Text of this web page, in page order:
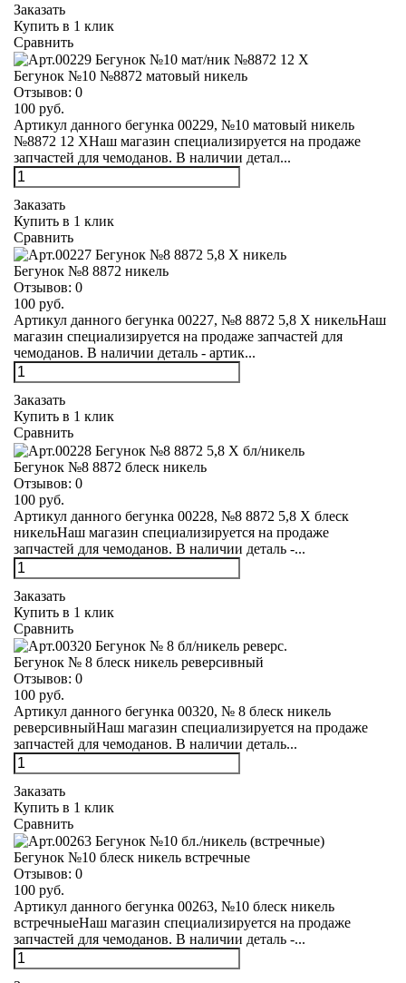
Заказать
Купить в 1 клик
Сравнить
Бегунок №10 №8872 матовый никель
Отзывов: 0
100 руб.
Артикул данного бегунка 00229, №10 матовый никель
№8872 12 XНаш магазин специализируется на продаже
запчастей для чемоданов. В наличии детал...
Заказать
Купить в 1 клик
Сравнить
Бегунок №8 8872 никель
Отзывов: 0
100 руб.
Артикул данного бегунка 00227, №8 8872 5,8 Х никельНаш
магазин специализируется на продаже запчастей для
чемоданов. В наличии деталь - артик...
Заказать
Купить в 1 клик
Сравнить
Бегунок №8 8872 блеск никель
Отзывов: 0
100 руб.
Артикул данного бегунка 00228, №8 8872 5,8 Х блеск
никельНаш магазин специализируется на продаже
запчастей для чемоданов. В наличии деталь -...
Заказать
Купить в 1 клик
Сравнить
Бегунок № 8 блеск никель реверсивный
Отзывов: 0
100 руб.
Артикул данного бегунка 00320, № 8 блеск никель
реверсивныйНаш магазин специализируется на продаже
запчастей для чемоданов. В наличии деталь...
Заказать
Купить в 1 клик
Сравнить
Бегунок №10 блеск никель встречные
Отзывов: 0
100 руб.
Артикул данного бегунка 00263, №10 блеск никель
встречныеНаш магазин специализируется на продаже
запчастей для чемоданов. В наличии деталь -...